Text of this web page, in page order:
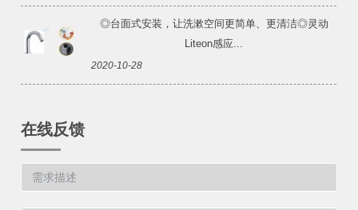
◎台面式安装，让洗漱空间更简单、更清洁◎灵动
Liteon感应...
2020-10-28
在线反馈